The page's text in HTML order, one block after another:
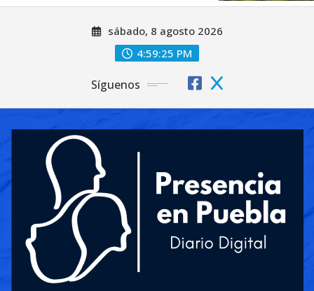
sábado, 8 agosto 2026
4:59:27 PM
Síguenos